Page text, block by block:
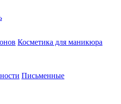
Косметика для маникюра
Письменные